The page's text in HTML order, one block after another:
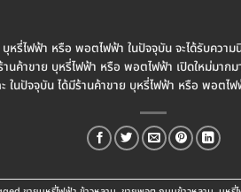
หรี่ไฟฟ้า หรือ พอตไฟฟ้า ในปัจจุบัน จะได้รับควา
นค้าขาย บุหรี่ไฟฟ้า หรือ พอตไฟฟ้า เปิดใหม่มา
ปัจจุบัน ได้มีร้านค้าขาย บุหรี่ไฟฟ้า หรือ พอตไฟ